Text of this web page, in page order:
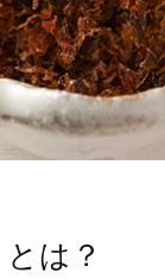
は？